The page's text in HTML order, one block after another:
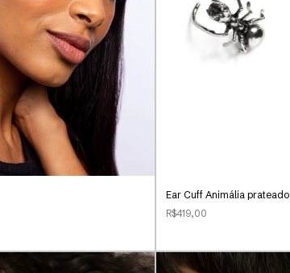
Ear Cuff Animália prateado
R$419,00